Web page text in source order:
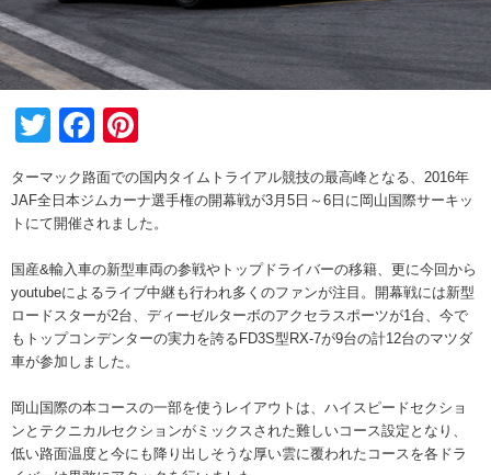
TwitterFacebook
ターマック路面での国内タイムトライアル競技の最高峰となる、2016年
JAF全日本ジムカーナ選手権の開幕戦が3月5日～6日に岡山国際サーキッ
トにて開催されました。
国産&輸入車の新型車両の参戦やトップドライバーの移籍、更に今回から
youtubeによるライブ中継も行われ多くのファンが注目。開幕戦には新型
ロードスターが2台、ディーゼルターボのアクセラスポーツが1台、今で
もトップコンデンターの実力を誇るFD3S型RX-7が9台の計12台のマツダ
車が参加しました。
岡山国際の本コースの一部を使うレイアウトは、ハイスピードセクショ
ンとテクニカルセクションがミックスされた難しいコース設定となり、
低い路面温度と今にも降り出しそうな厚い雲に覆われたコースを各ドラ